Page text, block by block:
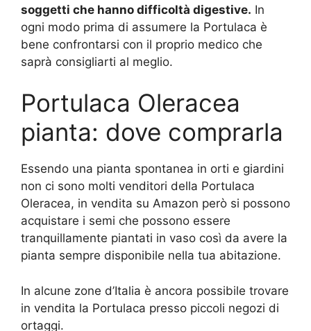
soggetti che hanno difficoltà digestive. In
ogni modo prima di assumere la Portulaca è
bene confrontarsi con il proprio medico che
saprà consigliarti al meglio.
Portulaca Oleracea
pianta: dove comprarla
Essendo una pianta spontanea in orti e giardini
non ci sono molti venditori della Portulaca
Oleracea, in vendita su Amazon però si possono
acquistare i semi che possono essere
tranquillamente piantati in vaso così da avere la
pianta sempre disponibile nella tua abitazione.
In alcune zone d’Italia è ancora possibile trovare
in vendita la Portulaca presso piccoli negozi di
ortaggi.